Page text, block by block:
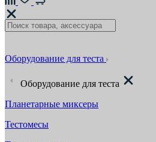
Оборудование для теста
Оборудование для теста
Планетарные миксеры
Тестомесы